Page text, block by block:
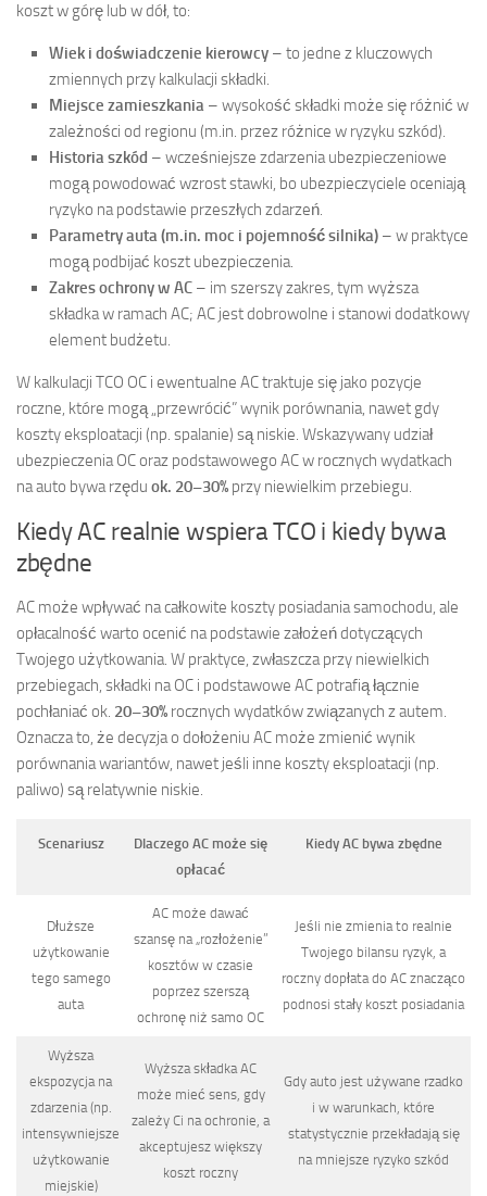
koszt w górę lub w dół, to:
Wiek i doświadczenie kierowcy – to jedne z kluczowych
zmiennych przy kalkulacji składki.
Miejsce zamieszkania – wysokość składki może się różnić w
zależności od regionu (m.in. przez różnice w ryzyku szkód).
Historia szkód – wcześniejsze zdarzenia ubezpieczeniowe
mogą powodować wzrost stawki, bo ubezpieczyciele oceniają
ryzyko na podstawie przeszłych zdarzeń.
Parametry auta (m.in. moc i pojemność silnika) – w praktyce
mogą podbijać koszt ubezpieczenia.
Zakres ochrony w AC – im szerszy zakres, tym wyższa
składka w ramach AC; AC jest dobrowolne i stanowi dodatkowy
element budżetu.
W kalkulacji TCO OC i ewentualne AC traktuje się jako pozycje
roczne, które mogą „przewrócić” wynik porównania, nawet gdy
koszty eksploatacji (np. spalanie) są niskie. Wskazywany udział
ubezpieczenia OC oraz podstawowego AC w rocznych wydatkach
na auto bywa rzędu ok. 20–30% przy niewielkim przebiegu.
Kiedy AC realnie wspiera TCO i kiedy bywa
zbędne
AC może wpływać na całkowite koszty posiadania samochodu, ale
opłacalność warto ocenić na podstawie założeń dotyczących
Twojego użytkowania. W praktyce, zwłaszcza przy niewielkich
przebiegach, składki na OC i podstawowe AC potrafią łącznie
pochłaniać ok. 20–30% rocznych wydatków związanych z autem.
Oznacza to, że decyzja o dołożeniu AC może zmienić wynik
porównania wariantów, nawet jeśli inne koszty eksploatacji (np.
paliwo) są relatywnie niskie.
Scenariusz
Dlaczego AC może się
opłacać
Kiedy AC bywa zbędne
Dłuższe
użytkowanie
tego samego
auta
AC może dawać
szansę na „rozłożenie”
kosztów w czasie
poprzez szerszą
ochronę niż samo OC
Jeśli nie zmienia to realnie
Twojego bilansu ryzyk, a
roczny dopłata do AC znacząco
podnosi stały koszt posiadania
Wyższa
ekspozycja na
zdarzenia (np.
intensywniejsze
użytkowanie
miejskie)
Wyższa składka AC
może mieć sens, gdy
zależy Ci na ochronie, a
akceptujesz większy
koszt roczny
Gdy auto jest używane rzadko
i w warunkach, które
statystycznie przekładają się
na mniejsze ryzyko szkód